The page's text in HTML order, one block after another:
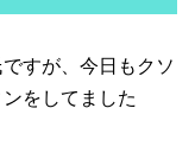
すが、今日もクソ
をしてました